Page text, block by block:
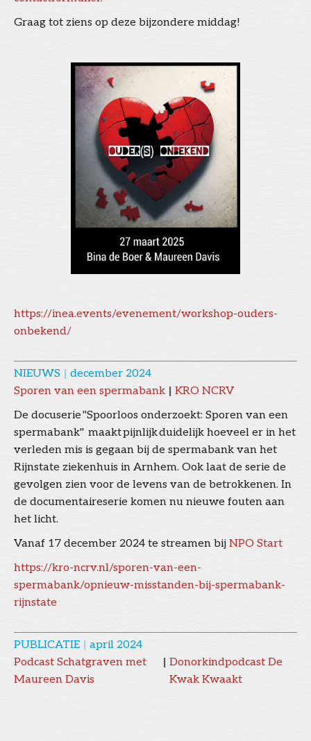
Graag tot ziens op deze bijzondere middag!
https://inea.events/evenement/workshop-ouders-
onbekend/
NIEUWS | december 2024
Sporen van een spermabank | KRO NCRV
De docuserie "Spoorloos onderzoekt: Sporen van een
spermabank" maakt pijnlijk duidelijk hoeveel er in het
verleden mis is gegaan bij de spermabank van het
Rijnstate ziekenhuis in Arnhem. Ook laat de serie de
gevolgen zien voor de levens van de betrokkenen. In
de documentaireserie komen nu nieuwe fouten aan
het licht.
Vanaf 17 december 2024 te streamen bij NPO Start
https://kro-ncrv.nl/sporen-van-een-
spermabank/opnieuw-misstanden-bij-spermabank-
rijnstate
PUBLICATIE | april 2024
Podcast Schatgraven met
Maureen Davis
| Donorkindpodcast De
Kwak Kwaakt